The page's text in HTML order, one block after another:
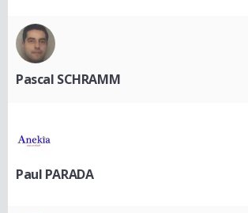
Pascal SCHRAMM
Paul PARADA